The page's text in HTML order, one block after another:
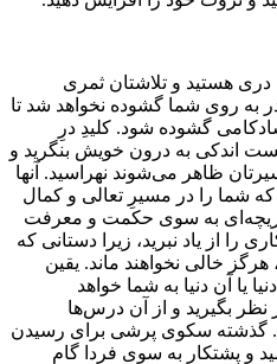
هستید و تلاشتان ثمری
به روی شما گشوده نخواهد شد تا
گشوده شود. کلیدِ درِ
اندکی به درون خویش بنگرید و
ظاهر می‌شوند نهراسید. آنها
شما را در مسیرِ تعالی و کمال
به سوی حکمت و معرفت
از یاد نبرید، زیرا دستانی که
خالی نخواهند ماند. یقین
یا آن دنیا به شما خواهد
نظر بگیرید و از آن درس‌ها
گذشته سکوی پرشی برای رسیدن
و پشتکار به سوی فردا گام